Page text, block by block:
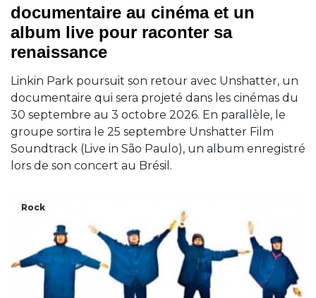
documentaire au cinéma et un
album live pour raconter sa
renaissance
Linkin Park poursuit son retour avec Unshatter, un
documentaire qui sera projeté dans les cinémas du
30 septembre au 3 octobre 2026. En parallèle, le
groupe sortira le 25 septembre Unshatter Film
Soundtrack (Live in São Paulo), un album enregistré
lors de son concert au Brésil.
Rock